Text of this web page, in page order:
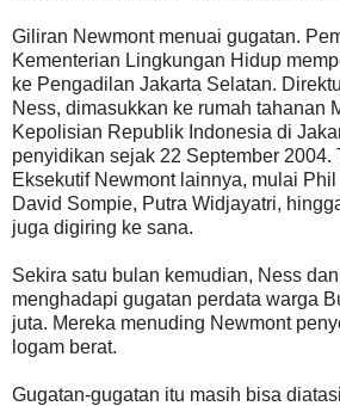
Giliran Newmont menuai gugatan.
Kementerian Lingkungan Hidup
ke Pengadilan Jakarta Selatan.
Ness, dimasukkan ke rumah tahanan
Kepolisian Republik Indonesia di
penyidikan sejak 22 September 2004.
Eksekutif Newmont lainnya, mulai
David Sompie, Putra Widjayatri,
juga digiring ke sana.
Sekira satu bulan kemudian, Ness
menghadapi gugatan perdata warga
juta. Mereka menuding Newmont
logam berat.
Gugatan-gugatan itu masih bisa